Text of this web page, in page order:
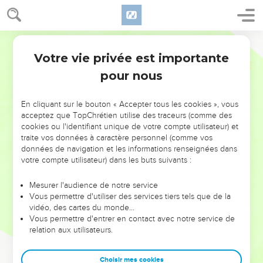
NE MANQUEZ PAS L’ÉVÉNEMENT
DE L’ANNÉE !
ET SI LEURS ERREURS POUVAIENT VOUS ÉVITER LES
VOTRES ?
leur foi ou leur vision. Mais on voit moins les doutes, les erreurs
et les saisons difficiles qu'ils ont traversés, alors même que ce
sont elles qui les ont façonnés.
Dans cette conférence, leaders, entrepreneurs, et responsables
clés pour avancer avec plus de sagesse afin que leurs erreurs
Votre vie privée est importante
pour nous
En cliquant sur le bouton « Accepter tous les cookies », vous
acceptez que TopChrétien utilise des traceurs (comme des
cookies ou l'identifiant unique de votre compte utilisateur) et
traite vos données à caractère personnel (comme vos
données de navigation et les informations renseignées dans
votre compte utilisateur) dans les buts suivants :
Mesurer l'audience de notre service
Vous permettre d'utiliser des services tiers tels que de la
vidéo, des cartes du monde…
Vous permettre d'entrer en contact avec notre service de
relation aux utilisateurs.
Choisir mes cookies